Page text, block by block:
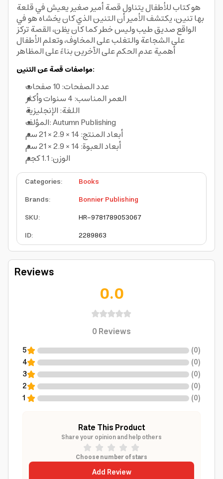
هو كتاب للأطفال يتناول قصة أمير صغير يعيش في قلعة
بها تنين، يكتشف الأمير أن التنين الذي كان يخشاه هو في
الواقع صديق طيب وليس خطر كما كان يظن، القصة تركز
على الشجاعة والتغلب على المخاوف، وتعلم الأطفال
أهمية عدم الحكم على الآخرين بناءً على المظاهر
مواصفات قصة عن التنين:
عدد الصفحات: 10 صفحات
العمر المناسب: 4 سنوات وأكثر
اللغة: الإنجليزية
المؤلف: Autumn Publishing
أبعاد المنتج: 14 × 2.9 × 21 سم
أبعاد العبوة: 14 × 2.9 × 21 سم
الوزن: 1.1 كجم
Categories:
Books
Brands:
Bonnier Publishing
SKU:
HR-9781789053067
ID: 2289863
Reviews
0.0
0Reviews
5 (0)
4
(0)
3
(0)
2
(0)
1
(0)
Rate This Product
Share your opinion and help others
Choose number of stars
Add Review